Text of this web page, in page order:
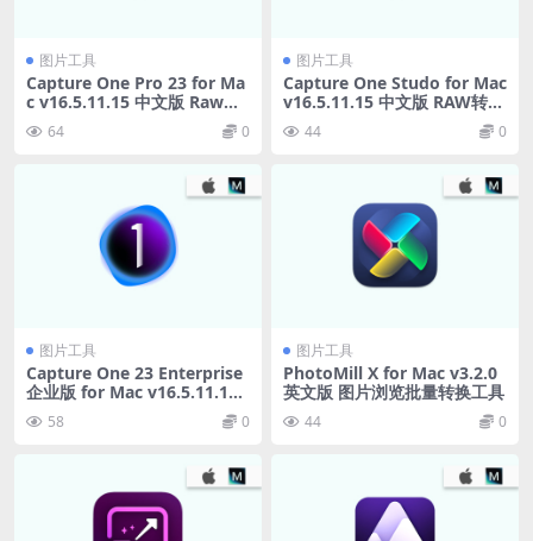
图片工具
Capture One Pro 23 for Ma
c v16.5.11.15 中文版 Raw图
64 0
图片工具
Capture One Studo for Mac
v16.5.11.15 中文版 RAW转换
44 0
图片工具
Capture One 23 Enterprise
企业版 for Mac v16.5.11.15
中文版 Raw图像处理软件
58 0
图片工具
PhotoMill X for Mac v3.2.0
英文版 图片浏览批量转换工具
44 0